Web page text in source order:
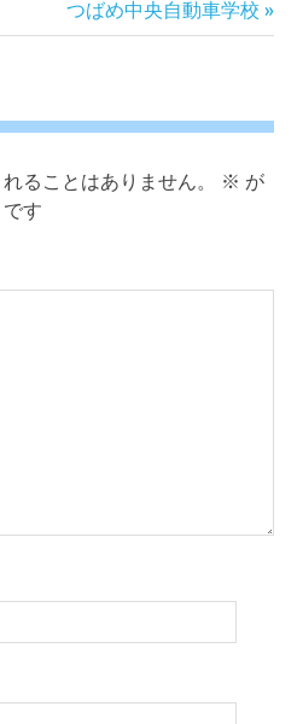
次
の
つばめ中央自動車学校
ることはありません。 ※ が
す